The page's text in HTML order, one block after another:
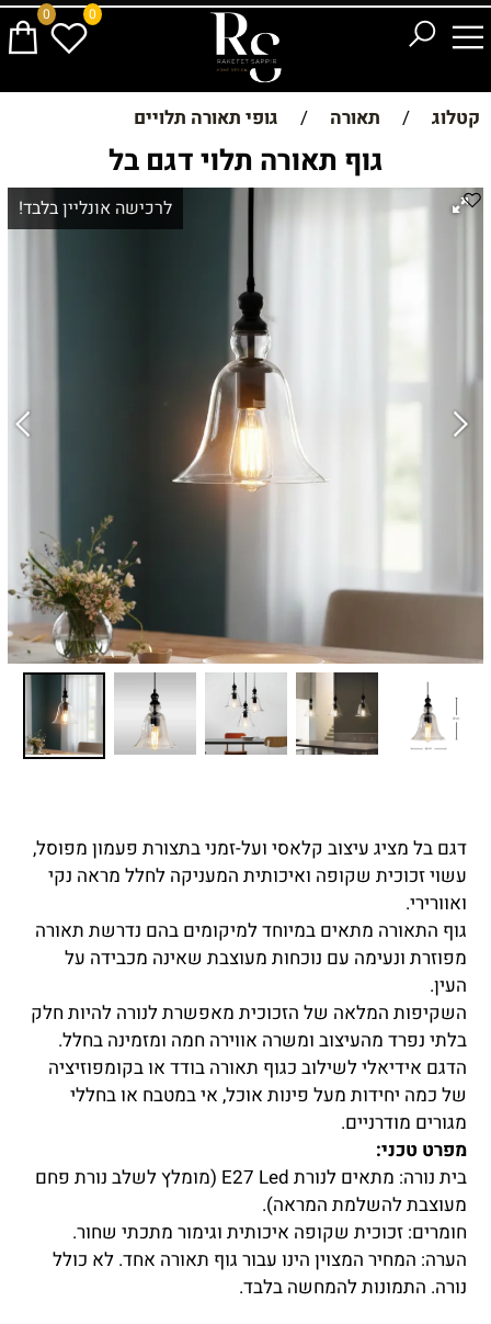
0 0
קטלוג / תאורה / גופי תאורה תלויים
גוף תאורה תלוי דגם בל
לרכישה אונליין בלבד!
דגם בל מציג עיצוב קלאסי ועל-זמני בתצורת פעמון מפוסל,
עשוי זכוכית שקופה ואיכותית המעניקה לחלל מראה נקי
ואוורירי.
גוף התאורה מתאים במיוחד למיקומים בהם נדרשת תאורה
מפוזרת ונעימה עם נוכחות מעוצבת שאינה מכבידה על
העין.
השקיפות המלאה של הזכוכית מאפשרת לנורה להיות חלק
בלתי נפרד מהעיצוב ומשרה אווירה חמה ומזמינה בחלל.
הדגם אידיאלי לשילוב כגוף תאורה בודד או בקומפוזיציה
של כמה יחידות מעל פינות אוכל, אי במטבח או בחללי
מגורים מודרניים.
מפרט טכני:
בית נורה: מתאים לנורת E27 Led (מומלץ לשלב נורת פחם
מעוצבת להשלמת המראה).
חומרים: זכוכית שקופה איכותית וגימור מתכתי שחור.
הערה: המחיר המצוין הינו עבור גוף תאורה אחד. לא כולל
נורה. התמונות להמחשה בלבד.